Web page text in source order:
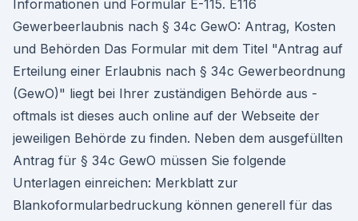
Informationen und Formular E-115. E116
Gewerbeerlaubnis nach § 34c GewO: Antrag, Kosten
und Behörden Das Formular mit dem Titel "Antrag auf
Erteilung einer Erlaubnis nach § 34c Gewerbeordnung
(GewO)" liegt bei Ihrer zuständigen Behörde aus -
oftmals ist dieses auch online auf der Webseite der
jeweiligen Behörde zu finden. Neben dem ausgefüllten
Antrag für § 34c GewO müssen Sie folgende
Unterlagen einreichen: Merkblatt zur
Blankoformularbedruckung können generell für das